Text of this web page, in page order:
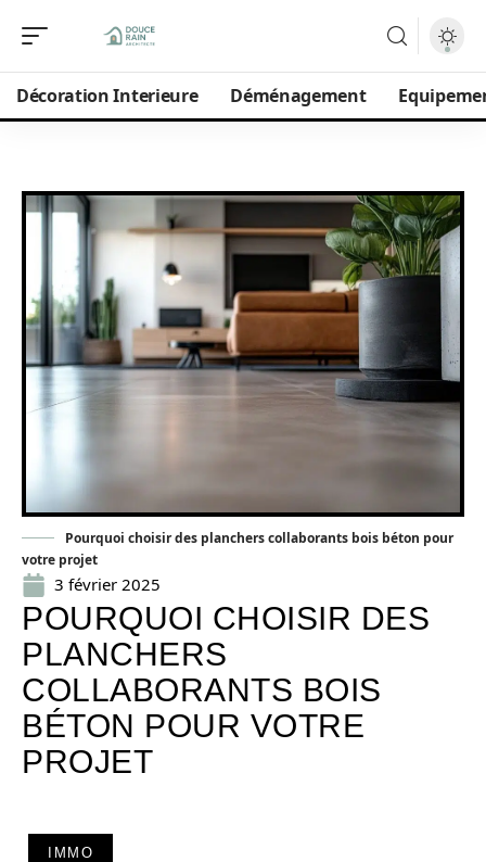
Décoration Interieure Déménagement
Pourquoi choisir des planchers collaborants bois béton pour
votre projet
3 février 2025
POURQUOI CHOISIR DES
PLANCHERS
COLLABORANTS BOIS
BÉTON POUR VOTRE
PROJET
IMMO